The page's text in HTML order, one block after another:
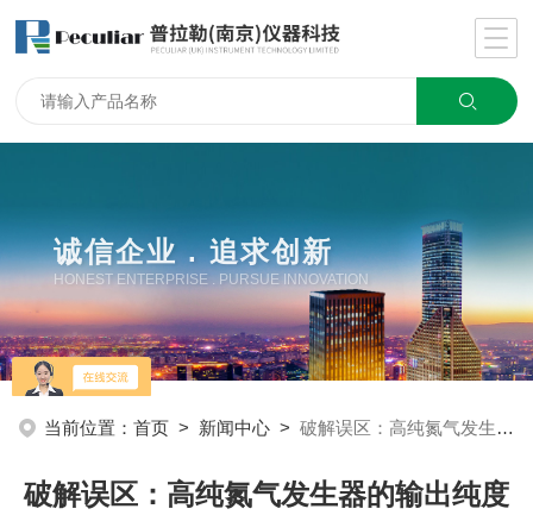
诚信企业 . 追求创新
HONEST ENTERPRISE . PURSUE INNOVATION
当前位置：首页 > 新闻中心 >破解误区：高纯氮气发生器的输出纯度如何验证？
破解误区：高纯氮气发生器的输出纯度